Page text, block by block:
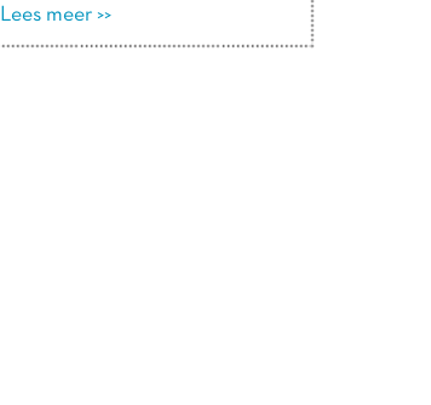
deze krant al jaren allerlei
producten, maar niet eerder
Lees meer >>